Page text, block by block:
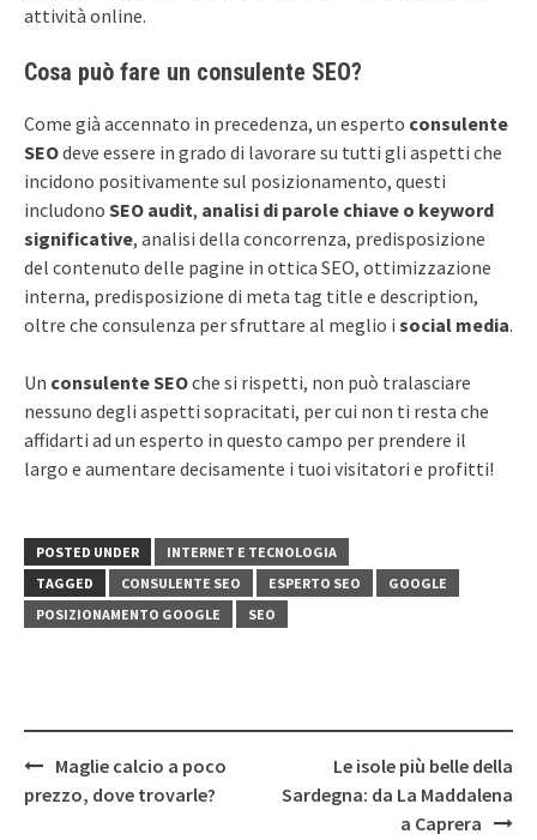
attività online.
Cosa può fare un consulente SEO?
Come già accennato in precedenza, un esperto consulente
SEOdeve essere in grado di lavorare su tutti gli aspetti che
incidono positivamente sul posizionamento, questi
includono SEO audit, analisi di parole chiave o keyword
significative, analisi della concorrenza, predisposizione
del contenuto delle pagine in ottica SEO, ottimizzazione
interna, predisposizione di meta tag title e description,
oltre che consulenza per sfruttare al meglio i social media.
Un consulente SEOche si rispetti, non può tralasciare
nessuno degli aspetti sopracitati, per cui non ti resta che
affidarti ad un esperto in questo campo per prendere il
largo e aumentare decisamente i tuoi visitatori e profitti!
POSTED UNDER
INTERNET E TECNOLOGIA
TAGGED
CONSULENTE SEO ESPERTO SEO
GOOGLE
POSIZIONAMENTO GOOGLE
SEO
Post
navigation
Maglie calcio a poco
prezzo, dove trovarle?
Le isole più belle della
Sardegna: da La Maddalena
a Caprera